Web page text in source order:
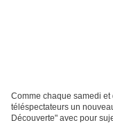
Comme chaque samedi
téléspectateurs un
Découverte" avec pour